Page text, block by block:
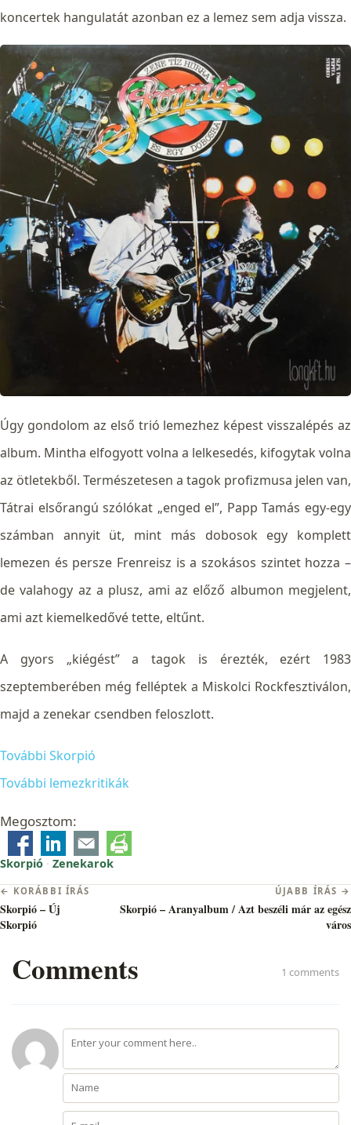
koncertek hangulatát azonban ez a lemez sem adja vissza.
Úgy gondolom az első trió lemezhez képest visszalépés az
album. Mintha elfogyott volna a lelkesedés, kifogytak volna
az ötletekből. Természetesen a tagok profizmusa jelen van,
Tátrai elsőrangú szólókat „enged el”, Papp Tamás egy-egy
számban annyit üt, mint más dobosok egy komplett
lemezen és persze Frenreisz is a szokásos szintet hozza –
de valahogy az a plusz, ami az előző albumon megjelent,
ami azt kiemelkedővé tette, eltűnt.
A gyors „kiégést” a tagok is érezték, ezért 1983
szeptemberében még felléptek a Miskolci Rockfesztiválon,
majd a zenekar csendben feloszlott.
További Skorpió
További lemezkritikák
Megosztom:
Skorpió · Zenekarok
Bejegyzés
navigáció
← KORÁBBI ÍRÁS
Skorpió – Új
Skorpió
ÚJABB ÍRÁS →
Skorpió – Aranyalbum / Azt beszéli már az egész
város
Comments 1 comments